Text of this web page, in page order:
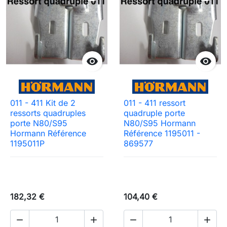

011 - 411 Kit de 2
ressorts quadruples
porte N80/S95
Hormann Référence
1195011P
182,32 €
 

011 - 411 ressort
quadruple porte
N80/S95 Hormann
Référence 1195011 -
869577
104,40 €
 